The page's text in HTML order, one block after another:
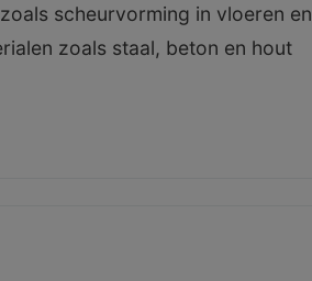
scheurvorming in vloeren en
zoals staal, beton en hout